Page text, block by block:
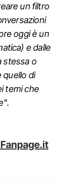
un filtro
oggi è un
e dalle
stessa o
quello di
temi che
.